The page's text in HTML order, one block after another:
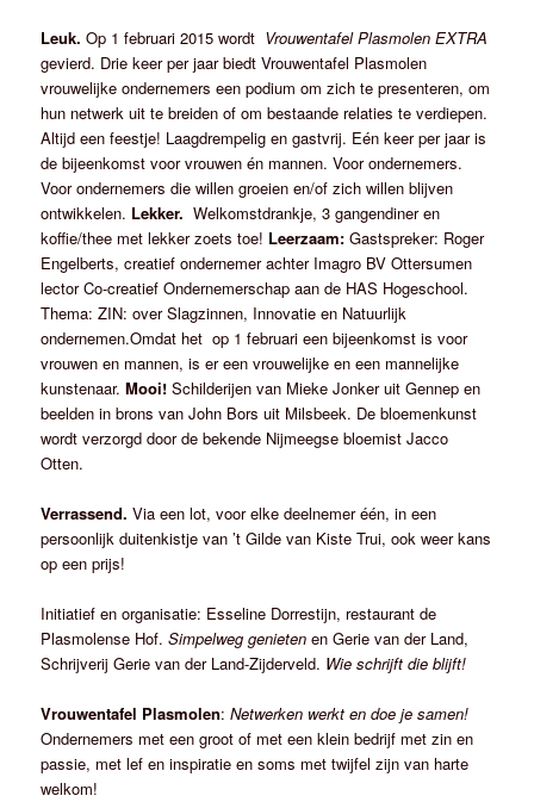
Leuk.Op 1 februari 2015 wordt Vrouwentafel Plasmolen EXTRA
gevierd. Drie keer per jaar biedt Vrouwentafel Plasmolen
vrouwelijke ondernemers een podium om zich te presenteren, om
hun netwerk uit te breiden of om bestaande relaties te verdiepen.
Altijd een feestje! Laagdrempelig en gastvrij. Eén keer per jaar is
de bijeenkomst voor vrouwen én mannen. Voor ondernemers.
Voor ondernemers die willen groeien en/of zich willen blijven
ontwikkelen. Lekker.Welkomstdrankje, 3 gangendiner en
koffie/thee met lekker zoets toe! Leerzaam:Gastspreker: Roger
Engelberts, creatief ondernemer achter Imagro BV Ottersumen
lector Co-creatief Ondernemerschap aan de HAS Hogeschool.
Thema: ZIN: over Slagzinnen, Innovatie en Natuurlijk
ondernemen.Omdat het op 1 februari een bijeenkomst is voor
vrouwen en mannen, is er een vrouwelijke en een mannelijke
kunstenaar.Mooi! Schilderijen van Mieke Jonker uit Gennep en
beelden in brons van John Bors uit Milsbeek. De bloemenkunst
wordt verzorgd door de bekende Nijmeegse bloemist Jacco
Otten.
Verrassend.Via een lot, voor elke deelnemer één, in een
persoonlijk duitenkistje van ’t Gilde van Kiste Trui, ook weer kans
op een prijs!
Initiatief en organisatie: Esseline Dorrestijn, restaurant de
Plasmolense Hof.Simpelweg genieten en Gerie van der Land,
Schrijverij Gerie van der Land-Zijderveld. Wie schrijft die blijft!
Vrouwentafel Plasmolen: Netwerken werkt en doe je samen!
Ondernemers met een groot of met een klein bedrijf met zin en
passie, met lef en inspiratie en soms met twijfel zijn van harte
welkom!